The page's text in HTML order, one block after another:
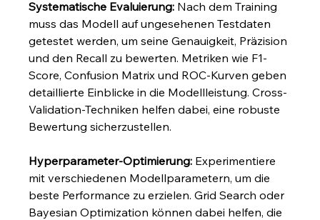
Systematische Evaluierung: Nach dem Training
muss das Modell auf ungesehenen Testdaten
getestet werden, um seine Genauigkeit, Präzision
und den Recall zu bewerten. Metriken wie F1-
Score, Confusion Matrix und ROC-Kurven geben
detaillierte Einblicke in die Modellleistung. Cross-
Validation-Techniken helfen dabei, eine robuste
Bewertung sicherzustellen.
Hyperparameter-Optimierung: Experimentiere
mit verschiedenen Modellparametern, um die
beste Performance zu erzielen. Grid Search oder
Bayesian Optimization können dabei helfen, die